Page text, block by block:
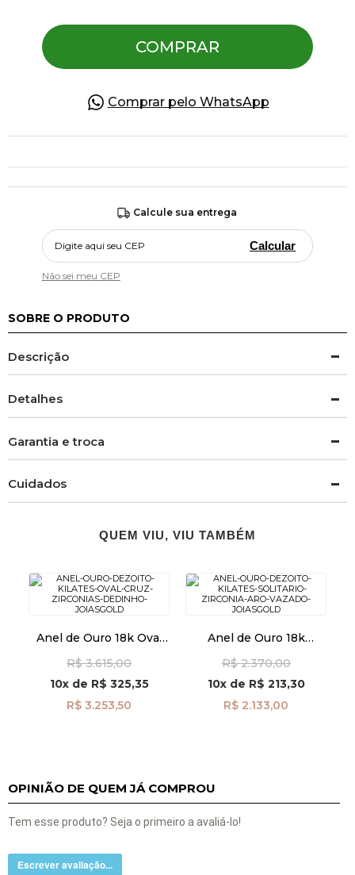
COMPRAR
Comprar pelo WhatsApp
Calcule sua entrega
Calcular
Não sei meu CEP
SOBRE O PRODUTO
Descrição
Detalhes
Garantia e troca
Cuidados
QUEM VIU, VIU TAMBÉM
Anel de Ouro 18k Oval
Dedinho an41963
R$ 3.615,00
10xde R$ 325,35
R$ 3.253,50
Anel de Ouro 18k
Aro Vazado an41962
R$ 2.370,00
10xde R$ 213,30
R$ 2.133,00
OPINIÃO DE QUEM JÁ COMPROU
Tem esse produto? Seja o primeiro a avaliá-lo!
Escrever avaliação...